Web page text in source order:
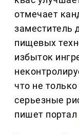
отмечает
заместитель
пищевых
избыток
что не
серьезные
пишет